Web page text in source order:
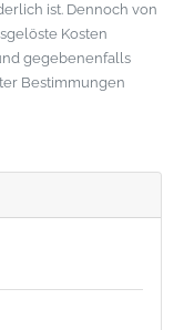
ist. Dennoch von
Kosten
gegebenenfalls
Bestimmungen